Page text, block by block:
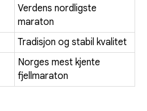
Verdens nordligste
maraton
Tradisjon og stabil kvalitet
Norges mest kjente
fjellmaraton